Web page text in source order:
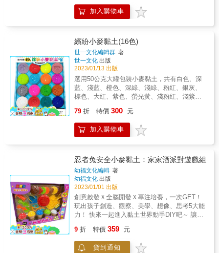
想遊戲！做黏土時需要運用手部與眼睛配合，
能加強手眼協調，為日後書寫能力打好基礎。
需要先思考，並非只是玩樂，能發展孩子的智
力，越玩越聰明！注意事項：●此黏土的主要成
分為小麥。如果出現過敏現象，請找醫生診
斷。●使用後，請將黏土放入回容器，蓋子為密
封設計，關緊並妥善保管。●容器毀損易造成黏
土變硬，請勿繼續使用。●黏土表面有時會有白
色的結晶，純粹是鹽分，請安心使用。●手上有
傷口時，請勿使用本產品。●為避免破損或故
障，請勿過度施力於附屬之道具。●請一起保存
加入購物車
繽紛小麥黏土(16色)
世一文化編輯群 著
世一文化 出版
2023/01/13 出版
選用50公克大罐包裝小麥黏土，共有白色、深
藍、淺藍、橙色、深綠、淺綠、粉紅、銀灰、
棕色、大紅、紫色、螢光黃、淺粉紅、淺紫、
測，無香精，產品環保、天然無毒。黏土好塑
形、延展性佳，讓孩子在混色捏造黏土的過程
中，激發創作潛力，加強手部肌肉發展，培養
79 折 特價 300 元
加入購物車
忍者兔安全小麥黏土：家家酒派對遊戲組
幼福文化編輯 著
幼福文化 出版
2023/01/01 出版
創意啟發Ｘ全腦開發Ｘ專注培養，一次GET！
玩出孩子創造、觀察、美學、想像、思考5大能
力！ 快來一起進入黏土世界動手DIY吧～ 讓孩
透過遊戲提升創造力、觀察力和美感能力。在
玩樂的過程中，連帶激發大腦潛力，黏土遊戲
就是爸媽空閒時光的最佳神隊友。不管下大
9 折 特價 359 元
貨到通知